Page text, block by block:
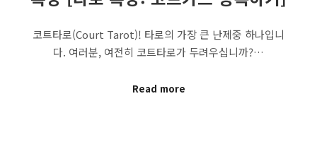
코트타로(Court Tarot)! 타로의 가장 큰 난제중 하나입니
다. 여러분, 여전히 코트타로가 두려우십니까?…
Read more